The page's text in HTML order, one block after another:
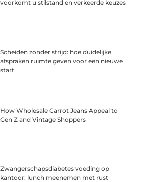
voorkomt u stilstand en verkeerde keuzes
Scheiden zonder strijd: hoe duidelijke
afspraken ruimte geven voor een nieuwe
start
How Wholesale Carrot Jeans Appeal to
Gen Z and Vintage Shoppers
Zwangerschapsdiabetes voeding op
kantoor: lunch meenemen met rust